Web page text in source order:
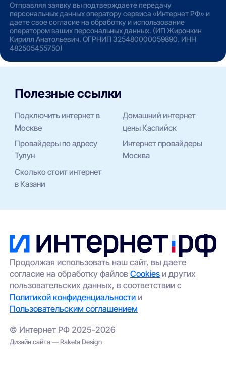
Отправляя заявку вы подтверждаете передачу
персональных данных оператору сервиса «Интернет РФ» и
даете свое согласие на обработку и использование
оператором ваших персональных данных. (ИП Жиронкин
Кирилл Анатольевич. ОГРНИП 325480000059890. ИНН
482505455750)
Полезные ссылки
Подключить интернет в
Москве
Домашний интернет
цены Каспийск
Провайдеры по адресу
Тулун
Интернет провайдеры
Москва
Сколько стоит интернет
в Казани
Продолжая использовать наш сайт, вы даете
согласие на обработку файловCookies и других
пользовательских данных, в соответствии с
Политикой конфиденциальности и
Пользовательским соглашением
© Интернет РФ 2025-2026
Дизайн сайта — Raketa Design